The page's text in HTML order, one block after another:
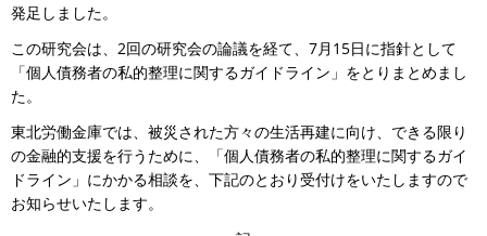
発足しました。
この研究会は、2回の研究会の論議を経て、7月15日に指針として
「個人債務者の私的整理に関するガイドライン」をとりまとめまし
た。
東北労働金庫では、被災された方々の生活再建に向け、できる限り
の金融的支援を行うために、「個人債務者の私的整理に関するガイ
ドライン」にかかる相談を、下記のとおり受付けをいたしますので
お知らせいたします。